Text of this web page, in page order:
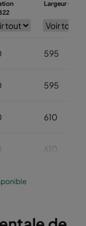
Largeur (mm)
595
595
610
610